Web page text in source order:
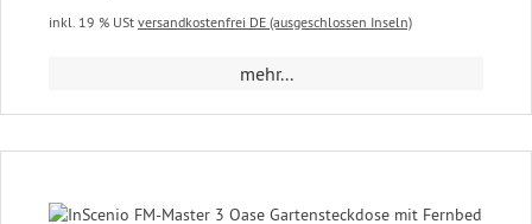
inkl. 19 % USt versandkostenfrei DE (ausgeschlossen Inseln)
mehr...